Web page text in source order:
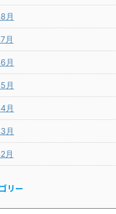
月
月
月
月
月
月
月
リー